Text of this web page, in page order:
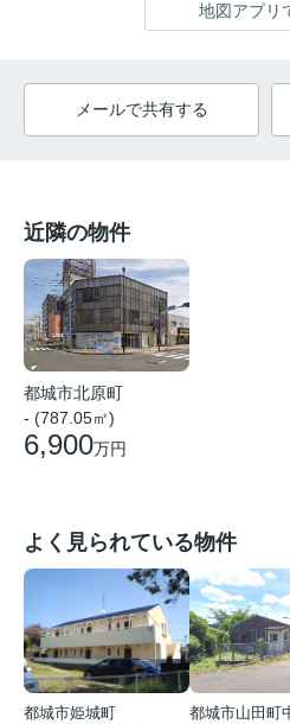
地図アプリ
メールで共有する
近隣の物件
都城市北原町
- (787.05㎡)
6,900万円
よく見られている物件
都城市姫城町
都城市山田町